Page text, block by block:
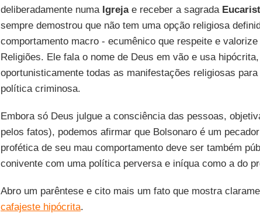
deliberadamente numa Igrejae receber a sagrada
sempre demostrou que não tem uma opção religiosa
comportamento macro - ecumênico que respeite e
Religiões. Ele fala o nome de Deus em vão e usa
oportunisticamente todas as manifestações religiosas
política criminosa.
Embora só Deus julgue a consciência das pessoas,
pelos fatos), podemos afirmar que Bolsonaro é um
profética de seu mau comportamento deve ser também
conivente com uma política perversa e iníqua como a do
Abro um parêntese e cito mais um fato que mostra
cafajeste hipócrita.